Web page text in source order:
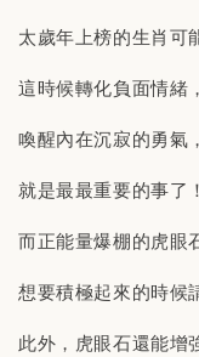
太歲年上榜的生肖可
這時候轉化負面情緒，
喚醒內在沉寂的勇氣，
就是最最重要的事了！
而正能量爆棚的虎眼
想要積極起來的時候
此外，虎眼石還能增